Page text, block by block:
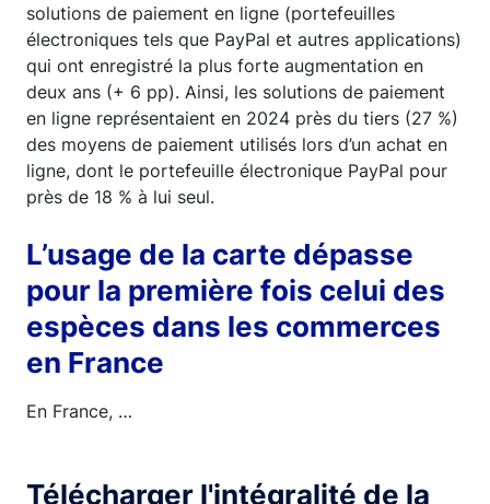
solutions de paiement en ligne (portefeuilles
électroniques tels que PayPal et autres applications)
qui ont enregistré la plus forte augmentation en
deux ans (+ 6 pp). Ainsi, les solutions de paiement
en ligne représentaient en 2024 près du tiers (27 %)
des moyens de paiement utilisés lors d’un achat en
ligne, dont le portefeuille électronique PayPal pour
près de 18 % à lui seul.
L’usage de la carte dépasse
pour la première fois celui des
espèces dans les commerces
en France
En France, …
Télécharger l'intégralité de la